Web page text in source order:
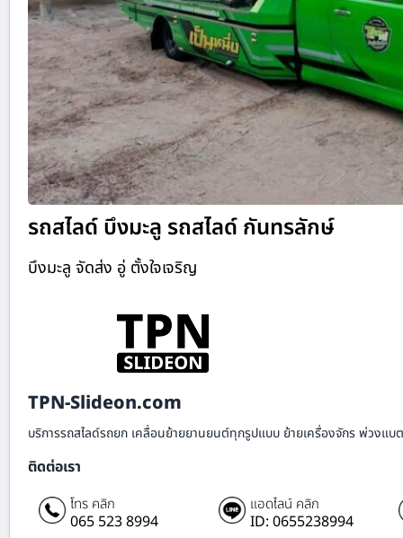
รถสไลด์ บึงมะลู รถสไลด์ กันทรลักษ์
บึงมะลู จัดส่ง อู่ ตั้งใจเจริญ
TPN-Slideon.com
บริการรถสไลด์รถยก เคลื่อนย้ายยานยนต์ทุกรูปแบบ ย้ายเครื่องจักร พ่วงแบต
ติดต่อเรา
โทร คลิก
065 523 8994
แอดไลน์ คลิก
ID: 0655238994